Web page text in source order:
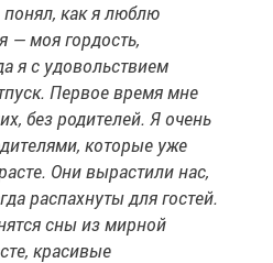
как я люблю
— моя гордость,
я с удовольствием
Первое время мне
без родителей. Я очень
которые уже
Они вырастили нас,
распахнуты для гостей.
сны из мирной
красивые